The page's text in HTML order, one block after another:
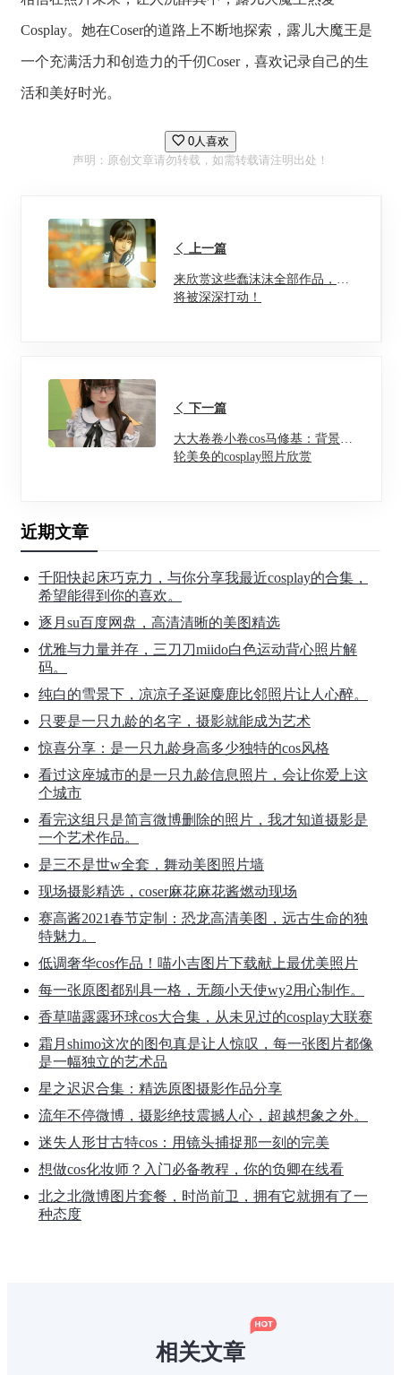
Cosplay。她在Coser的道路上不断地探索，露儿大魔王是
一个充满活力和创造力的千仞Coser，喜欢记录自己的生
活和美好时光。
0人喜欢
声明：原创文章请勿转载，如需转载请注明出处！
上一篇
来欣赏这些蠢沫沫全部作品，你
将被深深打动！
下一篇
大大卷卷小卷cos马修基：背景美
轮美奂的cosplay照片欣赏
近期文章
千阳快起床巧克力，与你分享我最近cosplay的合集，
希望能得到你的喜欢。
逐月su百度网盘，高清清晰的美图精选
优雅与力量并存，三刀刀miido白色运动背心照片解
码。
纯白的雪景下，凉凉子圣诞麋鹿比邻照片让人心醉。
只要是一只九龄的名字，摄影就能成为艺术
惊喜分享：是一只九龄身高多少独特的cos风格
看过这座城市的是一只九龄信息照片，会让你爱上这
个城市
看完这组只是简言微博删除的照片，我才知道摄影是
一个艺术作品。
是三不是世w全套，舞动美图照片墙
现场摄影精选，coser麻花麻花酱燃动现场
赛高酱2021春节定制：恐龙高清美图，远古生命的独
特魅力。
低调奢华cos作品！喵小吉图片下载献上最优美照片
每一张原图都别具一格，无颜小天使wy2用心制作。
香草喵露露环球cos大合集，从未见过的cosplay大联赛
霜月shimo这次的图包真是让人惊叹，每一张图片都像
是一幅独立的艺术品
星之迟迟合集：精选原图摄影作品分享
流年不停微博，摄影绝技震撼人心，超越想象之外。
迷失人形甘古特cos：用镜头捕捉那一刻的完美
想做cos化妆师？入门必备教程，你的负卿在线看
北之北微博图片套餐，时尚前卫，拥有它就拥有了一
种态度
相关文章